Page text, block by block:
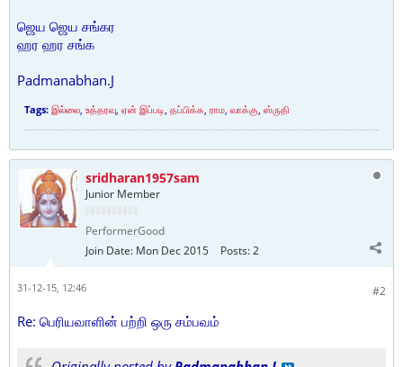
ஜெய ஜெய சங்கர
ஹர ஹர சங்க
Padmanabhan.J
Tags: இல்லை, உத்தரவு, ஏன் இப்படி, தப்பிக்க, ராம, வாக்கு, ஸ்ருதி
sridharan1957sam
Junior Member
PerformerGood
Join Date: Mon Dec 2015 Posts:2
#2
31-12-15, 12:46
Re: பெரியவாளின் பற்றி ஒரு சம்பவம்